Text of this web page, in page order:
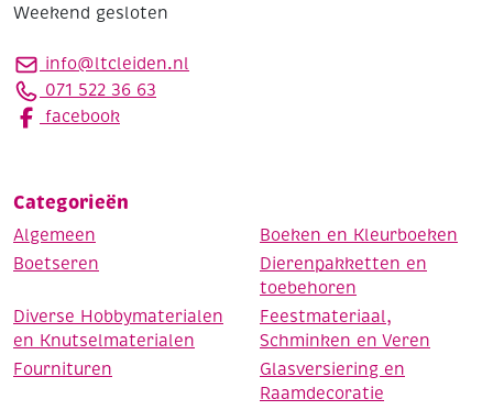
Weekend gesloten
info@ltcleiden.nl
071 522 36 63
facebook
Categorieën
Algemeen
Boeken en Kleurboeken
Boetseren
Dierenpakketten en
toebehoren
Diverse Hobbymaterialen
en Knutselmaterialen
Feestmateriaal,
Schminken en Veren
Fournituren
Glasversiering en
Raamdecoratie